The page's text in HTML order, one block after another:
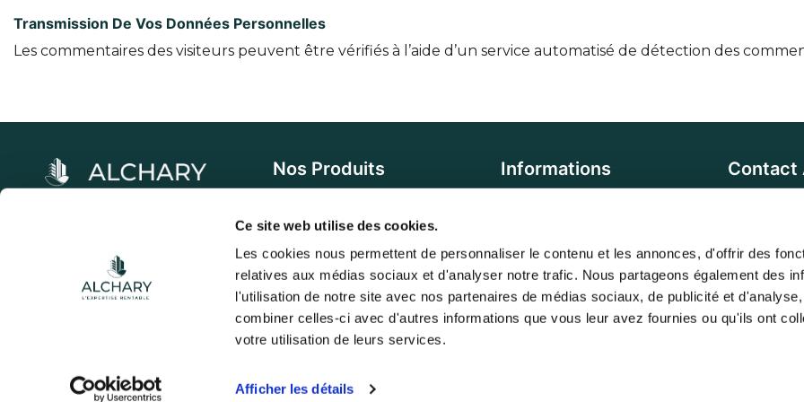
Ce site web utilise des cookies.
Les cookies nous permettent de personnaliser le contenu et les annonces, d'offrir des
relatives aux médias sociaux et d'analyser notre trafic. Nous partageons également des
l'utilisation de notre site avec nos partenaires de médias sociaux, de publicité et
combiner celles-ci avec d'autres informations que vous leur avez fournies ou qu'ils ont
votre utilisation de leurs services.
Afficher les détails
Transmission De Vos Données Personnelles
Les commentaires des visiteurs peuvent être vérifiés à l’aide d’un service automatisé de détection des
avec des solutions
d'échafaudage de haute qualité.
Nos Produits
Coffrage et accessoires
Bois de coffrage
Matériel de sécurité
Informations
RGPD - Cookies
Politique de confidentialité
Contact
Horaires :
de 8h à
13h